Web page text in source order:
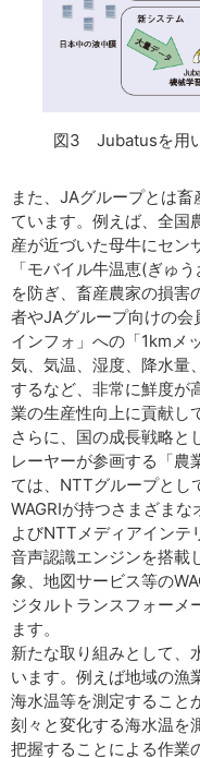
図3 Jubatusを用
また、JAグループとは
ています。例えば、全国
産が近づいた母牛にセン
「モバイル牛温恵(ぎゅ
を防ぎ、畜産農家の損害
者やJAグループ向けの会
インフォ」への「1kmメ
気、気温、湿度、降水量
するなど、非常に鮮度が
業の生産性向上に貢献し
さらに、国の成長戦略と
レーヤーが参画する「農
ては、NTTグループとし
WAGRIが持つさまざま
よびNTTメディアインテ
音声認識エンジンを搭載
象、地図サービス等の
ジタルトランスフォーメ
ます。
新たな取り組みとして、
います。例えば地域の漁
海水温等を測定すること
刻々と変化する海水温を
把握することによる作業